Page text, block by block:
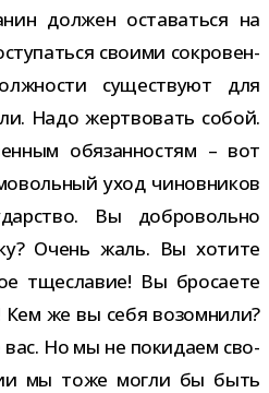
дол­жен оста­ваться на
сво­ими сокро­вен­
суще­ствуют для
Надо жерт­во­вать собой.
обя­зан­но­стям – вот
уход чинов­ни­ков
Вы доб­ро­вольно
Очень жаль. Вы хотите
тще­сла­вие! Вы бро­са­ете
Кем же вы себя возо­мнили?
Но мы не поки­даем сво­
мы тоже могли бы быть